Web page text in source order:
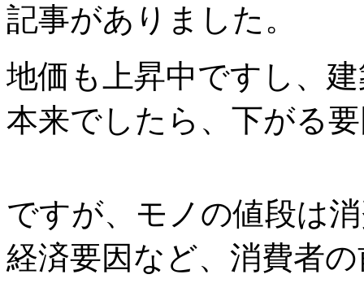
記事がありました。
地価も上昇中ですし、
本来でしたら、下がる
ですが、モノの値段は
経済要因など、消費者